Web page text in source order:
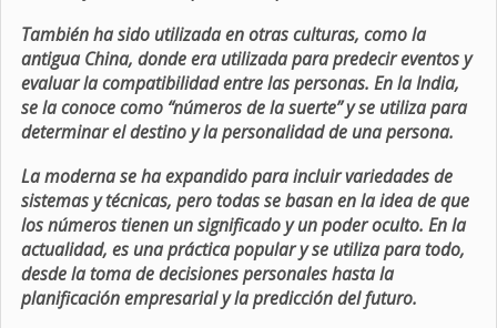
También ha sido utilizada en otras culturas, como la
antigua China, donde era utilizada para predecir eventos y
evaluar la compatibilidad entre las personas. En la India,
se la conoce como “números de la suerte” y se utiliza para
determinar el destino y la personalidad de una persona.
La moderna se ha expandido para incluir variedades de
sistemas y técnicas, pero todas se basan en la idea de que
los números tienen un significado y un poder oculto. En la
actualidad, es una práctica popular y se utiliza para todo,
desde la toma de decisiones personales hasta la
planificación empresarial y la predicción del futuro.